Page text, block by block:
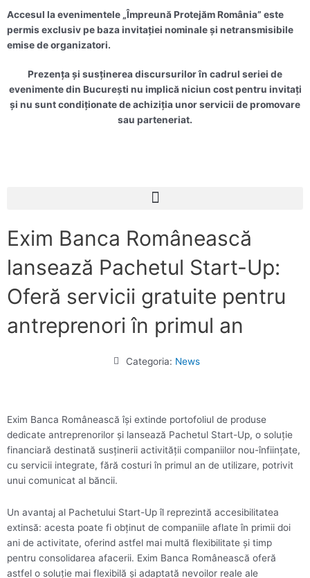
Accesul la evenimentele „Împreună Protejăm România” este
permis exclusiv pe baza invitației nominale și netransmisibile
emise de organizatori.
Prezența și susținerea discursurilor în cadrul seriei de
evenimente din București nu implică niciun cost pentru invitați
și nu sunt condiționate de achiziția unor servicii de promovare
sau parteneriat.
Meniu
Exim Banca Românească
lansează Pachetul Start-Up:
Oferă servicii gratuite pentru
antreprenori în primul an
Categoria: News
Exim Banca Românească îşi extinde portofoliul de produse
dedicate antreprenorilor şi lansează Pachetul Start-Up, o soluţie
financiară destinată susţinerii activităţii companiilor nou-înfiinţate,
cu servicii integrate, fără costuri în primul an de utilizare, potrivit
unui comunicat al băncii.
Un avantaj al Pachetului Start-Up îl reprezintă accesibilitatea
extinsă: acesta poate fi obţinut de companiile aflate în primii doi
ani de activitate, oferind astfel mai multă flexibilitate şi timp
pentru consolidarea afacerii. Exim Banca Românească oferă
astfel o soluţie mai flexibilă şi adaptată nevoilor reale ale